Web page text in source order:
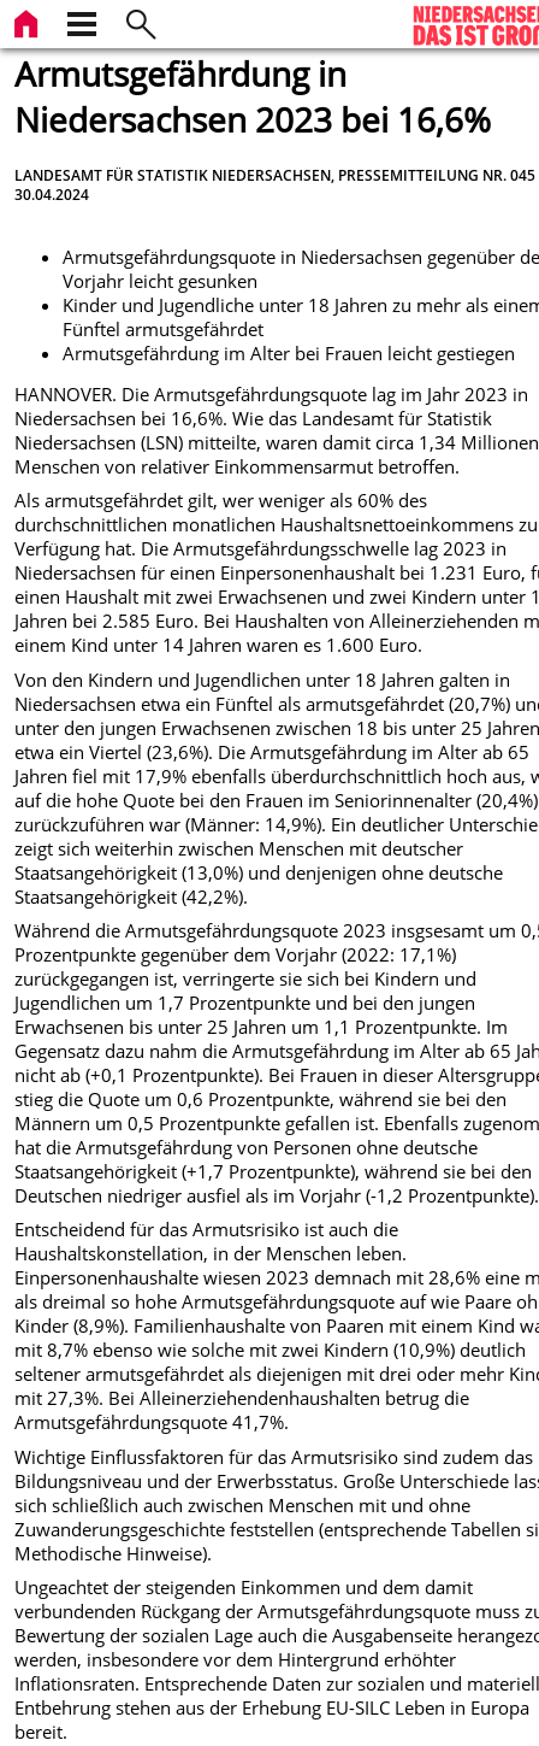
Armutsgefährdung in
Niedersachsen 2023 bei 16,6%
LANDESAMT FÜR STATISTIK NIEDERSACHSEN, PRESSEMITTEILUNG NR.
30.04.2024
Armutsgefährdungsquote in Niedersachsen gegenüber
Vorjahr leicht gesunken
Kinder und Jugendliche unter 18 Jahren zu mehr als
Fünftel armutsgefährdet
Armutsgefährdung im Alter bei Frauen leicht gestiegen
HANNOVER. Die Armutsgefährdungsquote lag im Jahr 2023 in
Niedersachsen bei 16,6%. Wie das Landesamt für Statistik
Niedersachsen (LSN) mitteilte, waren damit circa 1,34 Millionen
Menschen von relativer Einkommensarmut betroffen.
Als armutsgefährdet gilt, wer weniger als 60% des
durchschnittlichen monatlichen Haushaltsnettoeinkommens
Verfügung hat. Die Armutsgefährdungsschwelle lag 2023 in
Niedersachsen für einen Einpersonenhaushalt bei 1.231 Euro,
einen Haushalt mit zwei Erwachsenen und zwei Kindern unter
Jahren bei 2.585 Euro. Bei Haushalten von Alleinerziehenden
einem Kind unter 14 Jahren waren es 1.600 Euro.
Von den Kindern und Jugendlichen unter 18 Jahren galten in
Niedersachsen etwa ein Fünftel als armutsgefährdet (20,7%)
unter den jungen Erwachsenen zwischen 18 bis unter 25
etwa ein Viertel (23,6%). Die Armutsgefährdung im Alter ab 65
Jahren fiel mit 17,9% ebenfalls überdurchschnittlich hoch aus,
auf die hohe Quote bei den Frauen im Seniorinnenalter (20,4%)
zurückzuführen war (Männer: 14,9%). Ein deutlicher
zeigt sich weiterhin zwischen Menschen mit deutscher
Staatsangehörigkeit (13,0%) und denjenigen ohne deutsche
Staatsangehörigkeit (42,2%).
Während die Armutsgefährdungsquote 2023 insgsesamt um
Prozentpunkte gegenüber dem Vorjahr (2022: 17,1%)
zurückgegangen ist, verringerte sie sich bei Kindern und
Jugendlichen um 1,7 Prozentpunkte und bei den jungen
Erwachsenen bis unter 25 Jahren um 1,1 Prozentpunkte. Im
Gegensatz dazu nahm die Armutsgefährdung im Alter ab 65
nicht ab (+0,1 Prozentpunkte). Bei Frauen in dieser
stieg die Quote um 0,6 Prozentpunkte, während sie bei den
Männern um 0,5 Prozentpunkte gefallen ist. Ebenfalls
hat die Armutsgefährdung von Personen ohne deutsche
Staatsangehörigkeit (+1,7 Prozentpunkte), während sie bei den
Deutschen niedriger ausfiel als im Vorjahr (-1,2 Prozentpunkte).
Entscheidend für das Armutsrisiko ist auch die
Haushaltskonstellation, in der Menschen leben.
Einpersonenhaushalte wiesen 2023 demnach mit 28,6% eine
als dreimal so hohe Armutsgefährdungsquote auf wie Paare
Kinder (8,9%). Familienhaushalte von Paaren mit einem Kind
mit 8,7% ebenso wie solche mit zwei Kindern (10,9%) deutlich
seltener armutsgefährdet als diejenigen mit drei oder mehr
mit 27,3%. Bei Alleinerziehendenhaushalten betrug die
Armutsgefährdungsquote 41,7%.
Wichtige Einflussfaktoren für das Armutsrisiko sind zudem das
Bildungsniveau und der Erwerbsstatus. Große Unterschiede
sich schließlich auch zwischen Menschen mit und ohne
Zuwanderungsgeschichte feststellen (entsprechende Tabellen
Methodische Hinweise).
Ungeachtet der steigenden Einkommen und dem damit
verbundenden Rückgang der Armutsgefährdungsquote muss
Bewertung der sozialen Lage auch die Ausgabenseite
werden, insbesondere vor dem Hintergrund erhöhter
Inflationsraten. Entsprechende Daten zur sozialen und
Entbehrung stehen aus der Erhebung EU-SILC Leben in Europa
bereit.